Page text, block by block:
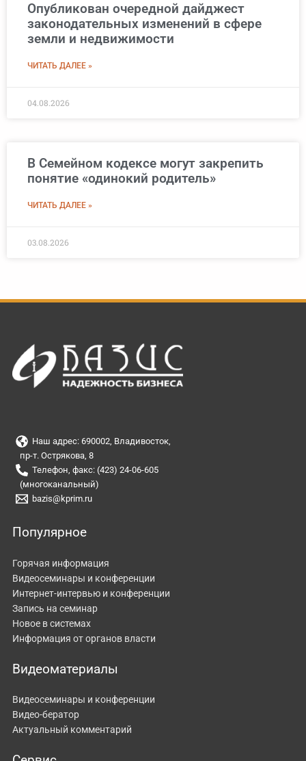
Опубликован очередной дайджест
законодательных изменений в сфере
земли и недвижимости
ЧИТАТЬ ДАЛЕЕ »
04.08.2026
В Семейном кодексе могут закрепить
понятие «одинокий родитель»
ЧИТАТЬ ДАЛЕЕ »
03.08.2026
Наш адрес: 690002, Владивосток,
пр-т. Острякова, 8
Телефон, факс: (423) 24-06-605
(многоканальный)
bazis@kprim.ru
Популярное
Горячая информация
Видеосеминары и конференции
Интернет-интервью и конференции
Запись на семинар
Новое в системах
Информация от органов власти
Видеоматериалы
Видеосеминары и конференции
Видео-бератор
Актуальный комментарий